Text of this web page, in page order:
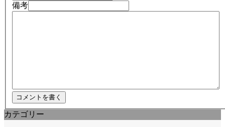
備考
カテゴリー